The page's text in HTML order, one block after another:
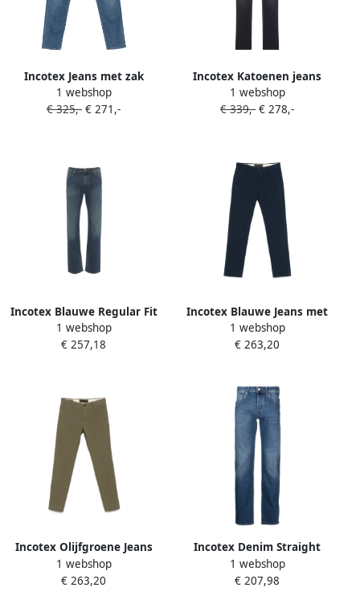
Incotex Jeans met zak
Blauw
1 webshop
€ 325,- € 271,-
Incotex Katoenen jeans
Zwart
1 webshop
€ 339,- € 278,-
Incotex Blauwe Regular Fit
Jeans Aw24 Blue Heren
1 webshop
€ 257,18
Incotex Blauwe Jeans met
Knopen en Zakken Blue
Heren
1 webshop
€ 263,20
Incotex Olijfgroene Jeans
met Zakken Green Heren
1 webshop
€ 263,20
Incotex Denim Straight
Gewassen Jeans Blue Heren
1 webshop
€ 207,98